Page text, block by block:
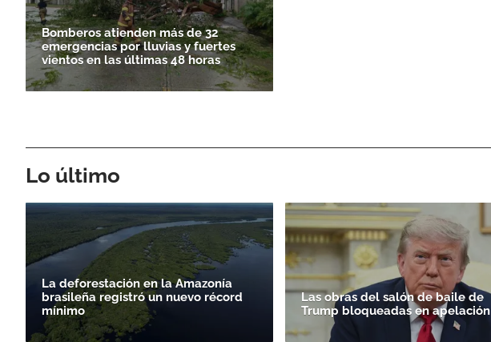
Bomberos atienden más de 32
emergencias por lluvias y fuertes
vientos en las últimas 48 horas
Lo último
La deforestación en la Amazonía
brasileña registró un nuevo récord
mínimo
Las obras del salón de baile de
Trump bloqueadas en apelación